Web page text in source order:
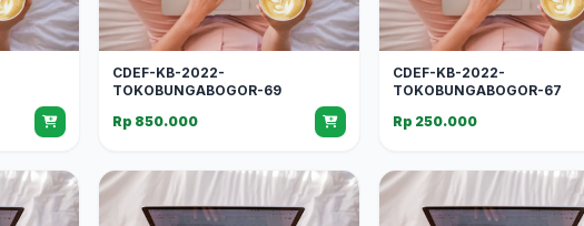
CDEF-KB-2022-
TOKOBUNGABOGOR-69
Rp 850.000
CDEF-KB-2022-
TOKOBUNGABOGOR-67
Rp 250.000